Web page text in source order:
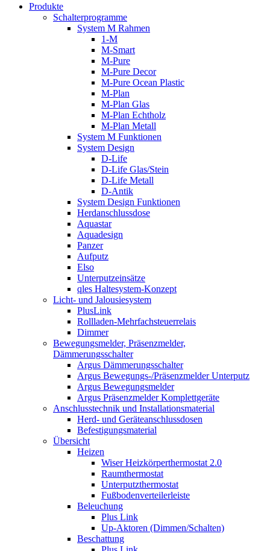
Produkte
Schalterprogramme
System M Rahmen
1-M
M-Smart
M-Pure
M-Pure Decor
M-Pure Ocean Plastic
M-Plan
M-Plan Glas
M-Plan Echtholz
M-Plan Metall
System M Funktionen
System Design
D-Life
D-Life Glas/Stein
D-Life Metall
D-Antik
System Design Funktionen
Herdanschlussdose
Aquastar
Aquadesign
Panzer
Aufputz
Elso
Unterputzeinsätze
qles Haltesystem-Konzept
Licht- und Jalousiesystem
PlusLink
Rollladen-Mehrfachsteuerrelais
Dimmer
Bewegungsmelder, Präsenzmelder,
Dämmerungsschalter
Argus Dämmerungsschalter
Argus Bewegungs-/Präsenzmelder Unterputz
Argus Bewegungsmelder
Argus Präsenzmelder Komplettgeräte
Anschlusstechnik und Installationsmaterial
Herd- und Geräteanschlussdosen
Befestigungsmaterial
Übersicht
Heizen
Wiser Heizkörperthermostat 2.0
Raumthermostat
Unterputzthermostat
Fußbodenverteilerleiste
Beleuchung
Plus Link
Up-Aktoren (Dimmen/Schalten)
Beschattung